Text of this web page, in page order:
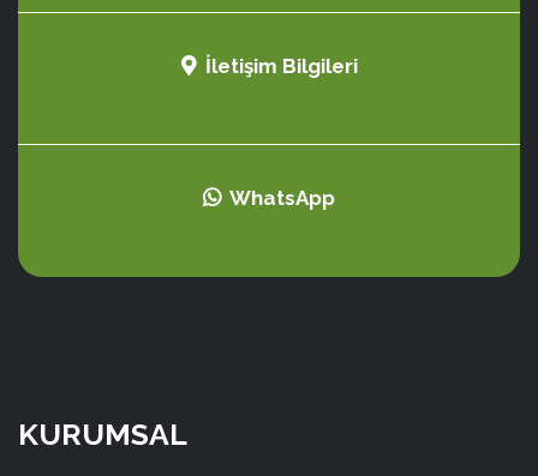
İletişim Bilgileri
WhatsApp
KURUMSAL